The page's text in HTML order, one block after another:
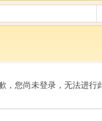
，您尚未登录，无法进行